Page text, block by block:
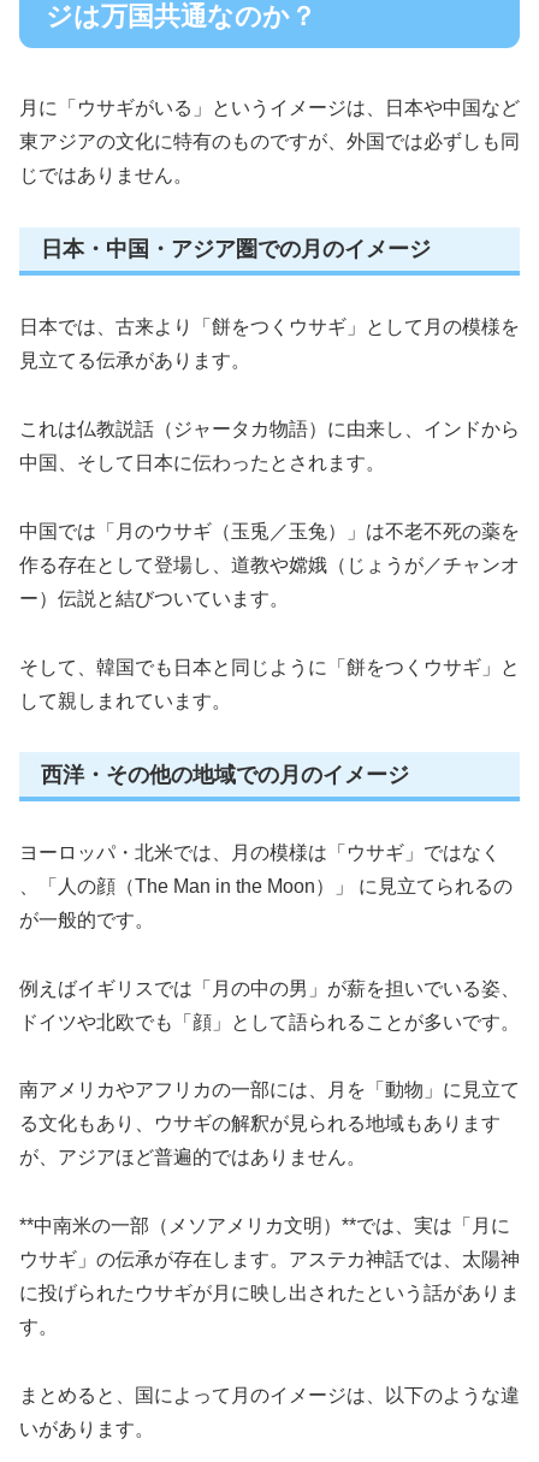
ジは万国共通なのか？
月に「ウサギがいる」というイメージは、日本や中国など
東アジアの文化に特有のものですが、外国では必ずしも同
じではありません。
日本・中国・アジア圏での月のイメージ
日本では、古来より「餅をつくウサギ」として月の模様を
見立てる伝承があります。
これは仏教説話（ジャータカ物語）に由来し、インドから
中国、そして日本に伝わったとされます。
中国では「月のウサギ（玉兎／玉兔）」は不老不死の薬を
作る存在として登場し、道教や嫦娥（じょうが／チャンオ
ー）伝説と結びついています。
そして、韓国でも日本と同じように「餅をつくウサギ」と
して親しまれています。
西洋・その他の地域での月のイメージ
ヨーロッパ・北米では、月の模様は「ウサギ」ではなく
、「人の顔（The Man in the Moon）」 に見立てられるの
が一般的です。
例えばイギリスでは「月の中の男」が薪を担いでいる姿、
ドイツや北欧でも「顔」として語られることが多いです。
南アメリカやアフリカの一部には、月を「動物」に見立て
る文化もあり、ウサギの解釈が見られる地域もあります
が、アジアほど普遍的ではありません。
**中南米の一部（メソアメリカ文明）**では、実は「月に
ウサギ」の伝承が存在します。アステカ神話では、太陽神
に投げられたウサギが月に映し出されたという話がありま
す。
まとめると、国によって月のイメージは、以下のような違
いがあります。